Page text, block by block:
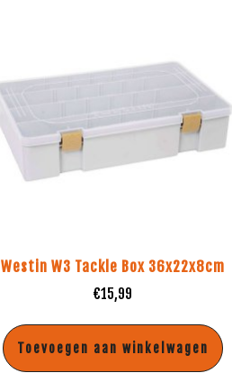
Westin W3 Tackle Box 36x22x8cm
€15,99
Toevoegen aan winkelwagen